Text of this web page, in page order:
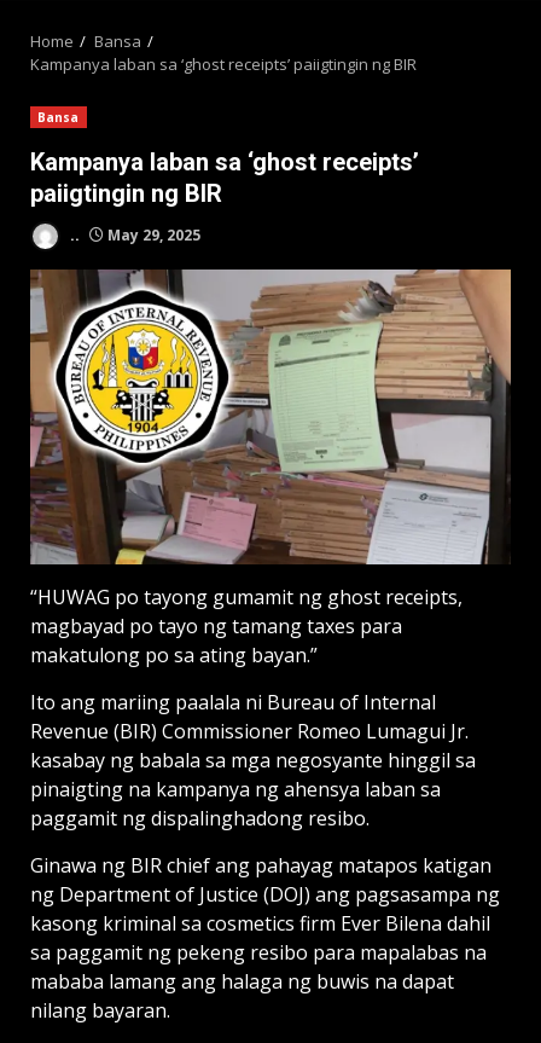
Home
Bansa
Kampanya laban sa ‘ghost receipts’ paiigtingin ng BIR
Bansa
Kampanya laban sa ‘ghost receipts’
paiigtingin ng BIR
.. May 29, 2025
“HUWAG po tayong gumamit ng ghost receipts,
magbayad po tayo ng tamang taxes para
makatulong po sa ating bayan.”
Ito ang mariing paalala ni Bureau of Internal
Revenue (BIR) Commissioner Romeo Lumagui Jr.
kasabay ng babala sa mga negosyante hinggil sa
pinaigting na kampanya ng ahensya laban sa
paggamit ng dispalinghadong resibo.
Ginawa ng BIR chief ang pahayag matapos katigan
ng Department of Justice (DOJ) ang pagsasampa ng
kasong kriminal sa cosmetics firm Ever Bilena dahil
sa paggamit ng pekeng resibo para mapalabas na
mababa lamang ang halaga ng buwis na dapat
nilang bayaran.